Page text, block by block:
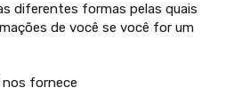
diferentes formas pelas quais
de você se você for um
fornece